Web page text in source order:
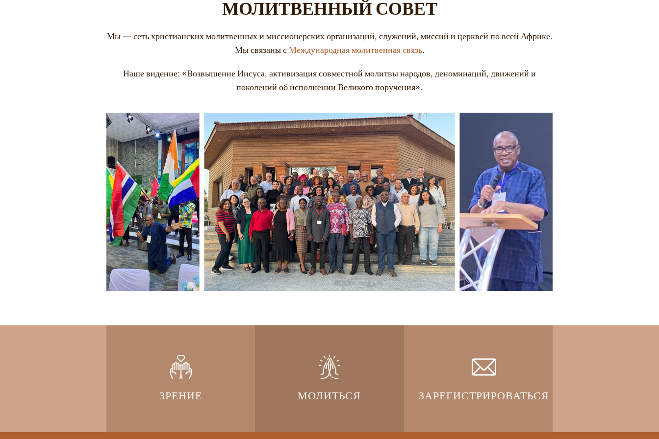
МОЛИТВЕННЫЙ СОВЕТ
Мы — сеть христианских молитвенных и миссионерских организаций, служений, миссий и церквей по всей Африке.
Мы связаны с Международная молитвенная связь.
Наше видение: «Возвышение Иисуса, активизация совместной молитвы народов, деноминаций, движений и
поколений об исполнении Великого поручения».
ЗРЕНИЕ МОЛИТЬСЯ ЗАРЕГИСТРИРОВАТЬСЯ